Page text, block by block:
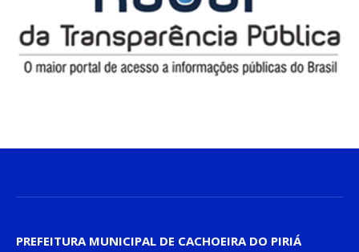
PREFEITURA MUNICIPAL DE CACHOEIRA DO PIRIÁ